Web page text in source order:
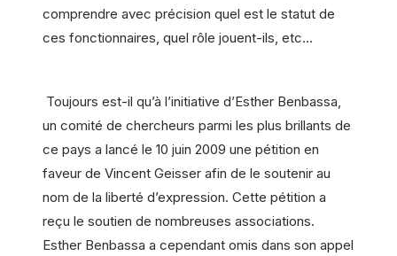
comprendre avec précision quel est le statut de
ces fonctionnaires, quel rôle jouent-ils, etc…
Toujours est-il qu’à l’initiative d’Esther Benbassa,
un comité de chercheurs parmi les plus brillants de
ce pays a lancé le 10 juin 2009 une pétition en
faveur de Vincent Geisser afin de le soutenir au
nom de la liberté d’expression. Cette pétition a
reçu le soutien de nombreuses associations.
Esther Benbassa a cependant omis dans son appel